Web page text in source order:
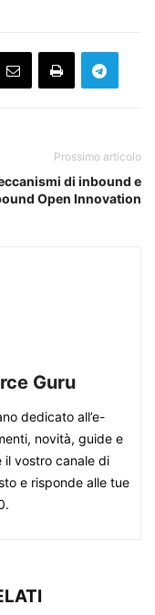
Prossimo articolo
di inbound e
Open Innovation
Guru
dedicato all’e-
novità, guide e
il vostro canale di
e risponde alle tue